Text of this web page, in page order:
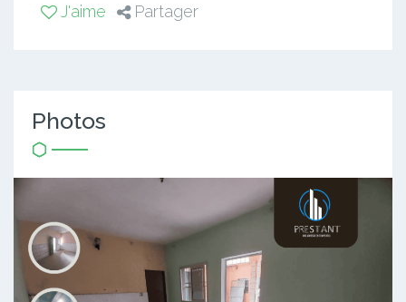
J'aime Partager
Photos